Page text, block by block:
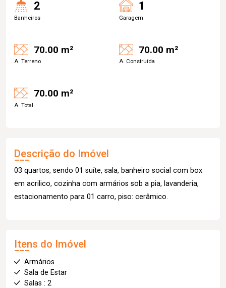
2
Banheiros
1
Garagem
70.00 m²
A. Terreno
70.00 m²
A. Construída
70.00 m²
A. Total
Descrição do Imóvel
03 quartos, sendo 01 suíte, sala, banheiro social com box
em acrilico, cozinha com armários sob a pia, lavanderia,
estacionamento para 01 carro, piso: cerâmico.
Itens do Imóvel
Armários
Sala de Estar
Salas : 2